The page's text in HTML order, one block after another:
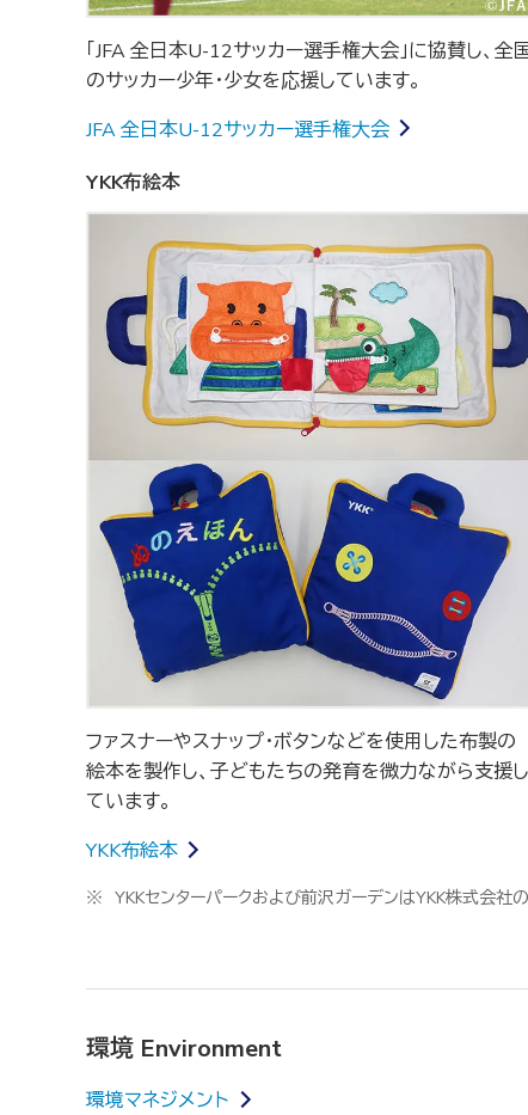
「JFA 全日本U-12サッカー選手権大会」に協賛し、全国
のサッカー少年・少女を応援しています。
JFA 全日本U-12サッカー選手権大会
YKK布絵本
ファスナーやスナップ・ボタンなどを使用した布製の
絵本を製作し、子どもたちの発育を微力ながら支援し
ています。
YKK布絵本
※ YKKセンターパークおよび前沢ガーデンはYKK株式会社
環境 Environment
環境マネジメント